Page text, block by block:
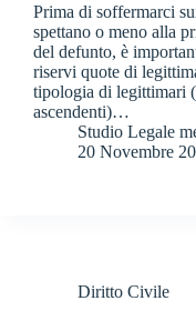
Prima di soffermarci
spettano o meno alla
del defunto, è
riservi quote di
tipologia di legittimari
ascendenti)…
Studio Legale
20 Novembre
Diritto Civile